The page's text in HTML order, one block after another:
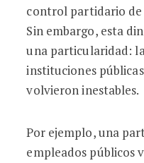
control partidario de
Sin embargo, esta
una particularidad:
instituciones
volvieron inestables.
Por ejemplo, una
empleados públicos